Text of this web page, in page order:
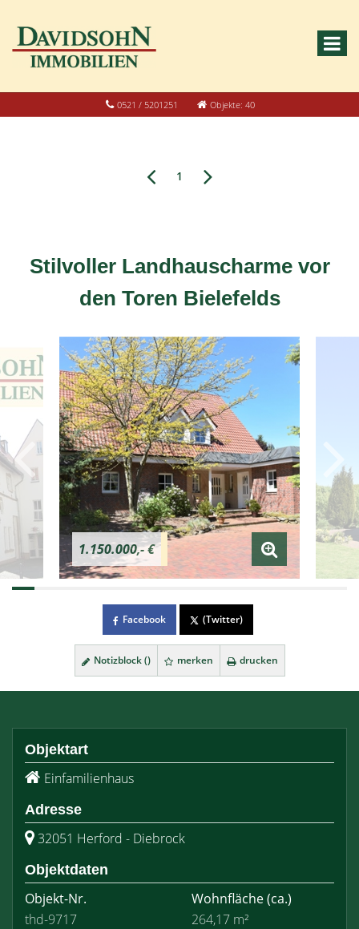
0521 / 5201251 Objekte: 40
1
Stilvoller Landhauscharme vor
den Toren Bielefelds
1.150.000,- €
Facebook (Twitter)
Notizblock () merken drucken
Objektart
Einfamilienhaus
Adresse
32051 Herford - Diebrock
Objektdaten
Objekt-Nr.
thd-9717
Wohnfläche(ca.)
264,17 m²